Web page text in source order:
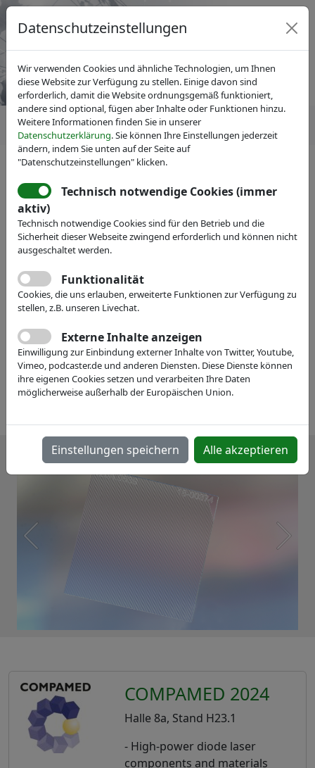
IVAM Fachverband für Mikrotechnik
Veranstaltungen
Focuslight Technologies Inc.
Webseite
COMPAMED 2024
Halle 8a, Stand H23.1
- High-power diode laser
components and materials
Datenschutzeinstellungen
Wir verwenden Cookies und ähnliche Technologien, um Ihnen
diese Website zur Verfügung zu stellen. Einige davon sind
erforderlich, damit die Website ordnungsgemäß funktioniert,
andere sind optional, fügen aber Inhalte oder Funktionen hinzu.
Weitere Informationen finden Sie in unserer
Datenschutzerklärung. Sie können Ihre Einstellungen jederzeit
ändern, indem Sie unten auf der Seite auf
"Datenschutzeinstellungen" klicken.
Technisch notwendige Cookies (immer
aktiv)
Technisch notwendige Cookies sind für den Betrieb und die
Sicherheit dieser Webseite zwingend erforderlich und können nicht
ausgeschaltet werden.
Funktionalität
Cookies, die uns erlauben, erweiterte Funktionen zur Verfügung zu
stellen, z.B. unseren Livechat.
Externe Inhalte anzeigen
Einwilligung zur Einbindung externer Inhalte von Twitter, Youtube,
Vimeo, podcaster.de und anderen Diensten. Diese Dienste können
ihre eigenen Cookies setzen und verarbeiten Ihre Daten
möglicherweise außerhalb der Europäischen Union.
Einstellungen speichern Alle akzeptieren